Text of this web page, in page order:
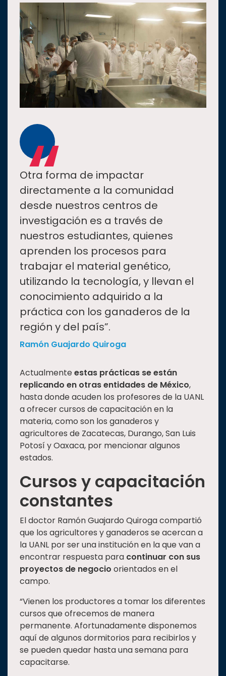
“
Otra forma de impactar
directamente a la comunidad
desde nuestros centros de
investigación es a través de
nuestros estudiantes, quienes
aprenden los procesos para
trabajar el material genético,
utilizando la tecnología, y llevan el
conocimiento adquirido a la
práctica con los ganaderos de la
región y del país”.
Ramón Guajardo Quiroga
Actualmenteestas prácticas se están
replicando en otras entidades de México,
hasta donde acuden los profesores de la UANL
a ofrecer cursos de capacitación en la
materia, como son los ganaderos y
agricultores de Zacatecas, Durango, San Luis
Potosí y Oaxaca, por mencionar algunos
estados.
Cursos y capacitación
constantes
El doctor Ramón Guajardo Quiroga compartió
que los agricultores y ganaderos se acercan a
la UANL por ser una institución en la que van a
encontrar respuesta para continuar con sus
proyectos de negocio orientados en el
campo.
“Vienen los productores a tomar los diferentes
cursos que ofrecemos de manera
permanente. Afortunadamente disponemos
aquí de algunos dormitorios para recibirlos y
se pueden quedar hasta una semana para
capacitarse.